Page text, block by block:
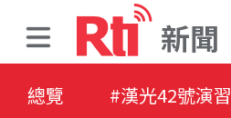
新聞
總覽 #漢光42號演習